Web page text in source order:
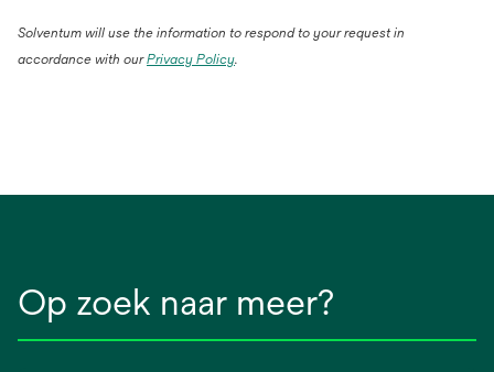
Solventum will use the information to respond to your request in
accordance with ourPrivacy Policy.
Op zoek naar meer?